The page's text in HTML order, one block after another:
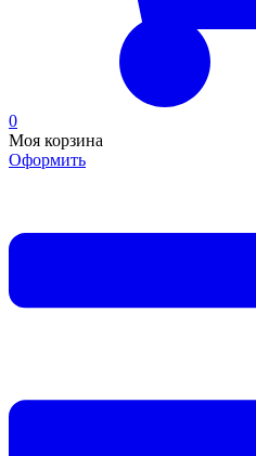
0
Моя корзина
Оформить